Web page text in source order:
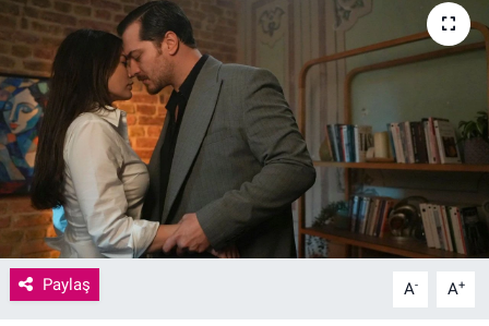
Paylaş A- A+